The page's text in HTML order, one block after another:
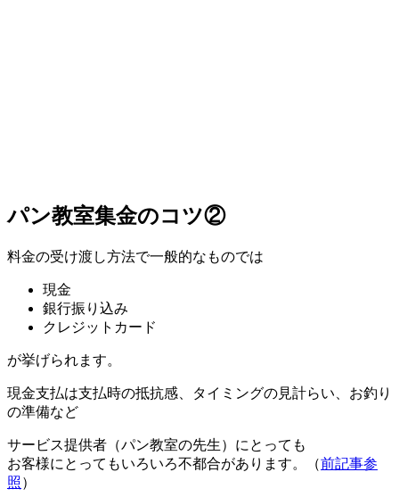
パン教室集金のコツ②
料金の受け渡し方法で一般的なものでは
現金
銀行振り込み
クレジットカード
が挙げられます。
現金支払は支払時の抵抗感、タイミングの見計らい、お釣り
の準備など
サービス提供者（パン教室の先生）にとっても
お客様にとってもいろいろ不都合があります。（前記事参
照）